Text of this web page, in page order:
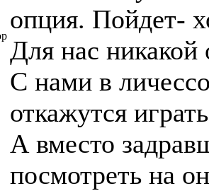
опция. Пойдет-
Для нас никакой
С нами в
откажутся
А вместо
посмотреть на